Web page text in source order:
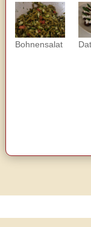
Bohnensalat